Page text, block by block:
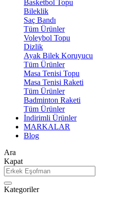
Basketbol Topu
Bileklik
Saç Bandı
Tüm Ürünler
Voleybol Topu
Dizlik
Ayak Bilek Koruyucu
Tüm Ürünler
Masa Tenisi Topu
Masa Tenisi Raketi
Tüm Ürünler
Badminton Raketi
Tüm Ürünler
İndirimli Ürünler
MARKALAR
Blog
Ara
Kapat
Kategoriler